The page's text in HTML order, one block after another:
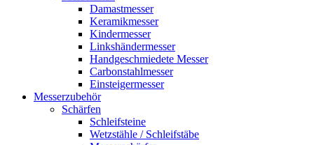
Damastmesser
Keramikmesser
Kindermesser
Linkshändermesser
Handgeschmiedete Messer
Carbonstahlmesser
Einsteigermesser
Messerzubehör
Schärfen
Schleifsteine
Wetzstähle / Schleifstäbe